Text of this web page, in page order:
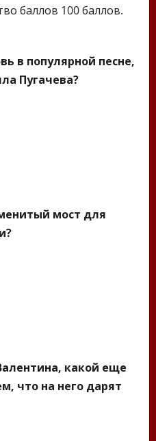
баллов 100 баллов.
в популярной песне,
Пугачева?
мост для
какой еще
что на него дарят